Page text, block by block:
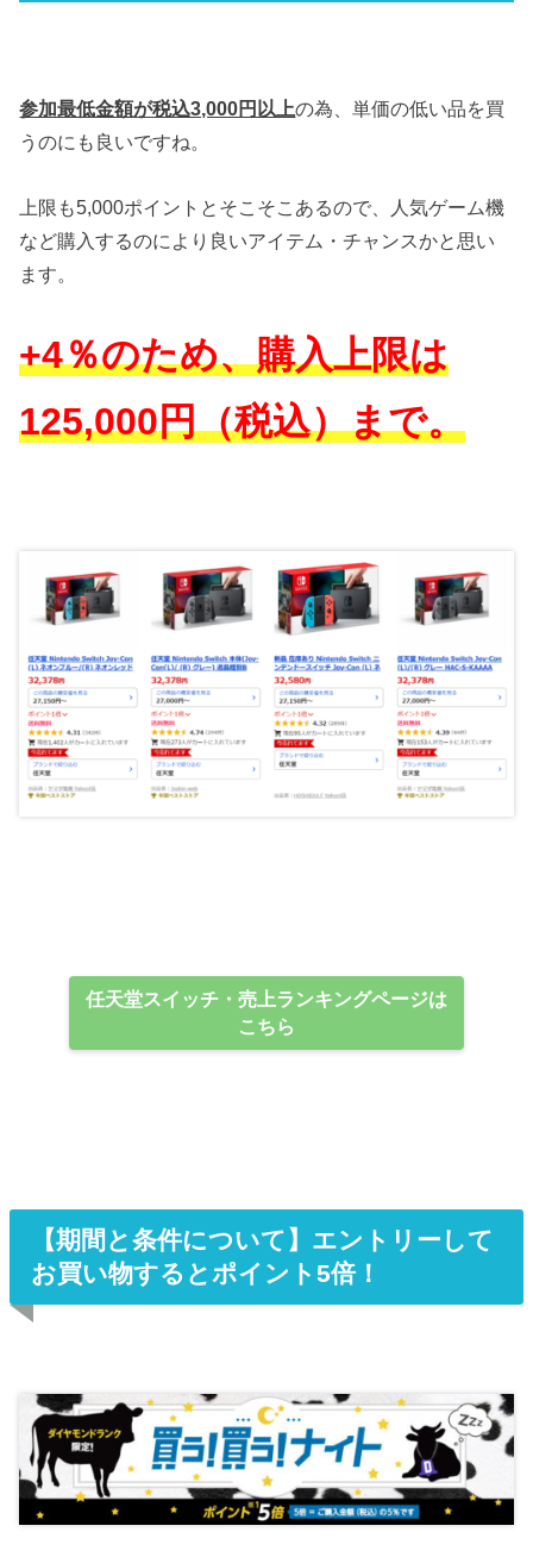
参加最低金額が税込3,000円以上の為、単価の低い品を買
うのにも良いですね。
上限も5,000ポイントとそこそこあるので、人気ゲーム機
など購入するのにより良いアイテム・チャンスかと思い
ます。
+4％のため、購入上限は
125,000円（税込）まで。
任天堂スイッチ・売上ランキングページは
こちら
【期間と条件について】エントリーして
お買い物するとポイント5倍！